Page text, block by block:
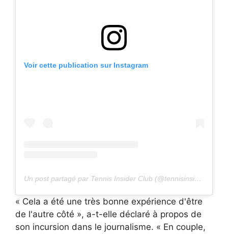
Voir cette publication sur Instagram
Un post partagé par Tennis Insider Club (@tennisinsiderclub)
« Cela a été une très bonne expérience d'être
de l'autre côté », a-t-elle déclaré à propos de
son incursion dans le journalisme. « En couple,